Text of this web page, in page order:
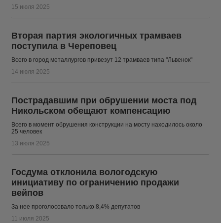
15 июля 2025
Вторая партия экологичных трамваев
поступила в Череповец
Всего в город металлургов привезут 12 трамваев типа "Львенок"
14 июля 2025
Пострадавшим при обрушении моста под
Никольском обещают компенсацию
Всего в момент обрушения конструкции на мосту находилось около
25 человек
13 июля 2025
Госдума отклонила вологодскую
инициативу по ограничению продажи
вейпов
За нее проголосовало только 8,4% депутатов
11 июля 2025